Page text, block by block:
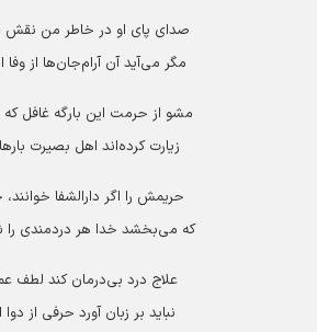
صدای‌ پای‌ او در خاطر من‌ نقش‌
مگر می‌آید آن‌ آرام‌‌جان‌ها از وفا
مشو از حرمت این بارگه غافل که
زیارت کرده‌اند اهل بصیرت بارها
حریمش را اگر دارالشفا خوانند،
که می‌بخشد خدا هر دردمندی را
علاج درد بی‌درمان کند لطف
نباید بر زبان آورد حرفی از دوا